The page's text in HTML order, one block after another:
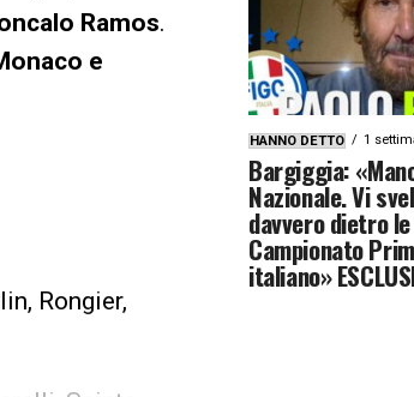
Ramos.
e
Rongier,
HANNO DETTO 1
Bargiggia:
Nazionale. Vi
davvero dietro
Campionato
italiano»